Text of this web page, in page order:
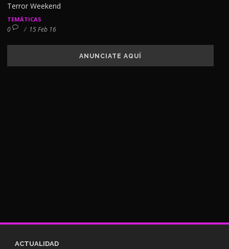
Terror Weekend
TEMÁTICAS
0 / 15 Feb 16
ANUNCIATE AQUÍ
ACTUALIDAD